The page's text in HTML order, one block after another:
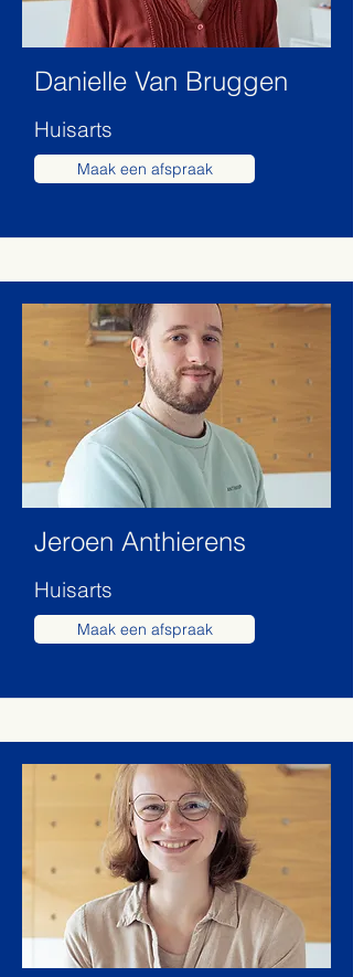
Danielle Van Bruggen
Huisarts
Maak een afspraak
Jeroen Anthierens
Huisarts
Maak een afspraak